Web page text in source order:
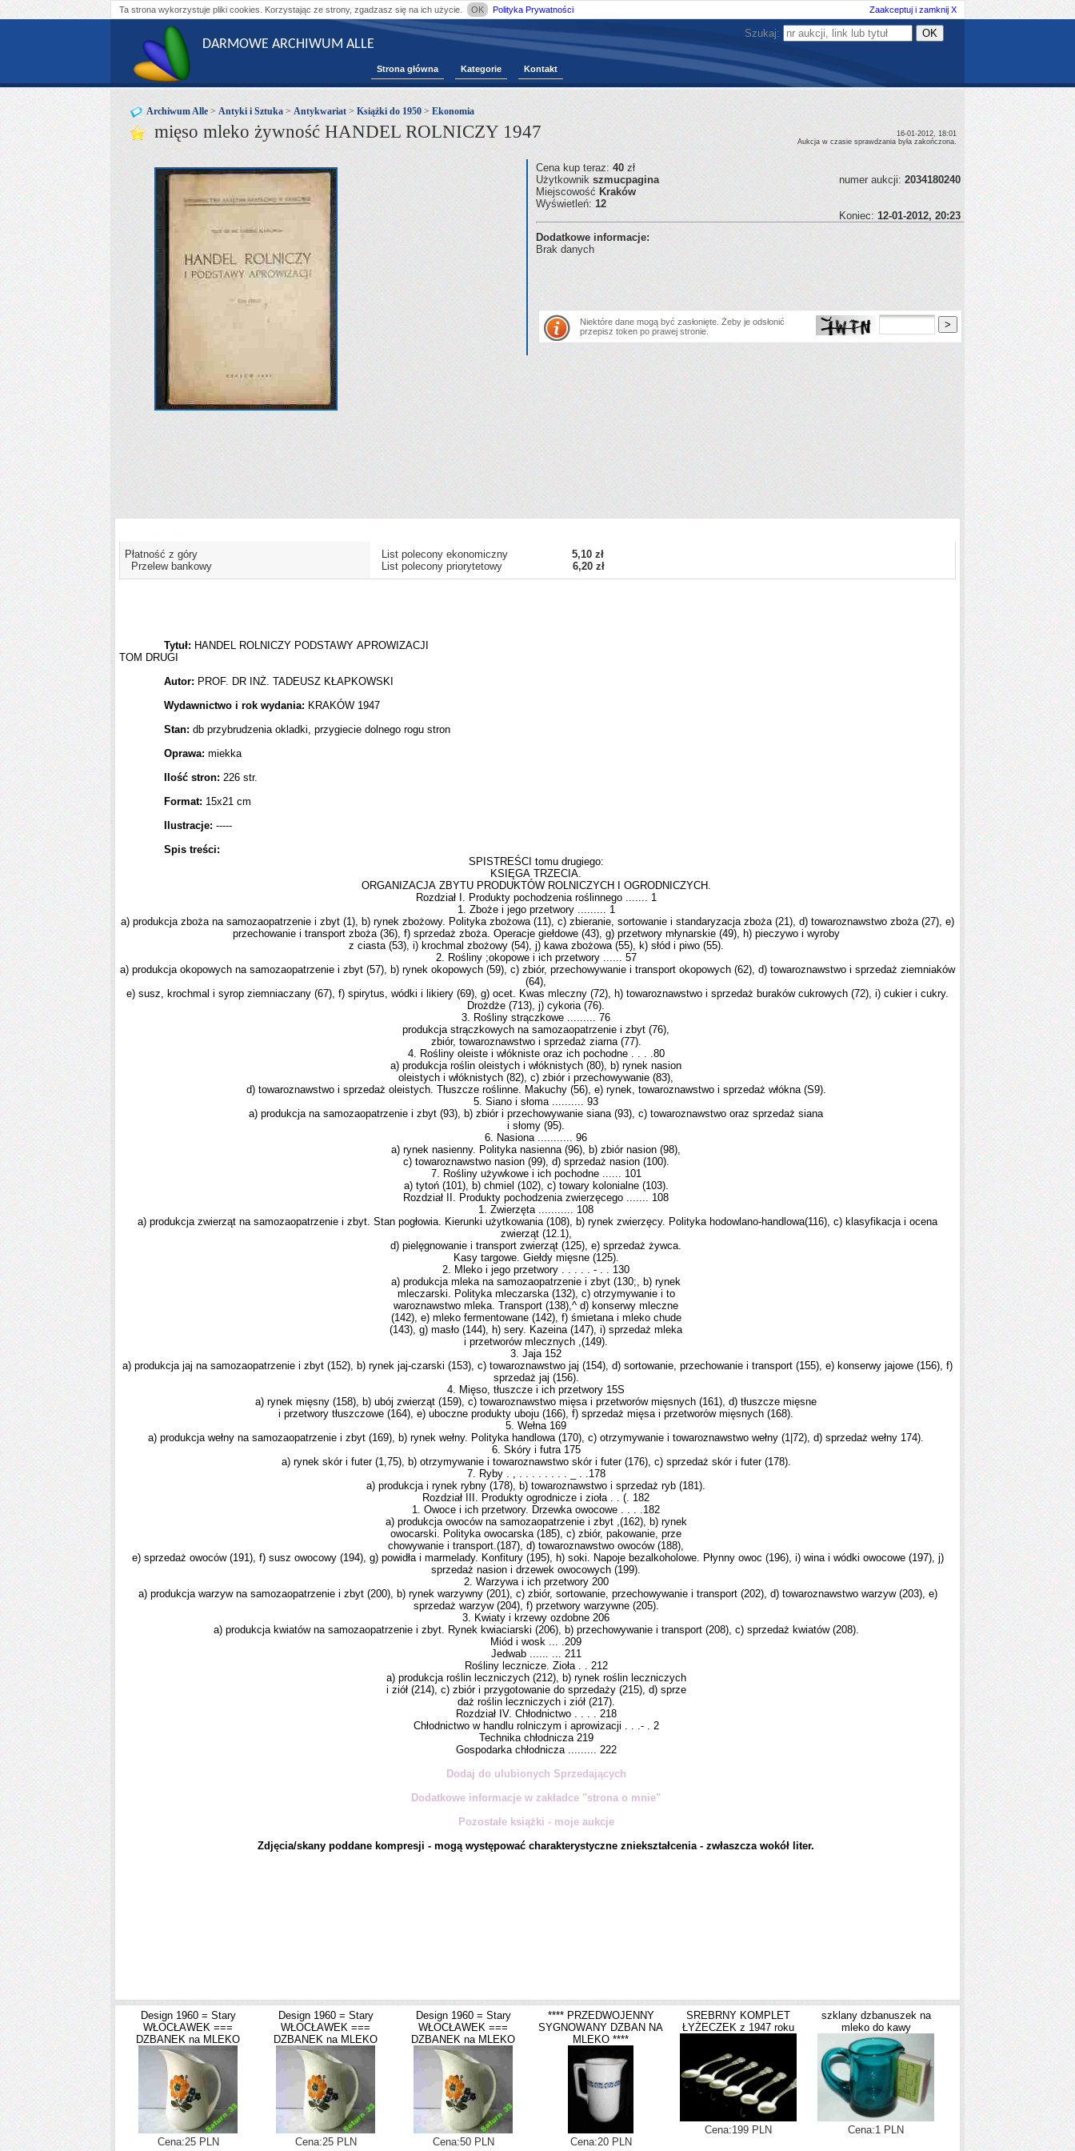
Ta strona wykorzystuje pliki cookies. Korzystając ze strony, zgadzasz się na ich użycie. OK Polityka Prywatności Zaakceptuj i zamknij X
DARMOWE ARCHIWUM ALLE
Strona główna Kategorie Kontakt
Szukaj:
Archiwum Alle > Antyki i Sztuka > Antykwariat > Książki do 1950 > Ekonomia
mięso mleko żywność HANDEL ROLNICZY 1947
16-01-2012, 18:01
Aukcja w czasie sprawdzania była zakończona.
Cena kup teraz: 40 zł
Użytkownik szmucpagina numer aukcji: 2034180240
Miejscowość Kraków
Wyświetleń: 12
Koniec: 12-01-2012, 20:23
Dodatkowe informacje:
Brak danych
Niektóre dane mogą być zasłonięte. Żeby je odsłonić
przepisz token po prawej stronie.
Płatność z góry
Przelew bankowy
List polecony ekonomiczny 5,10 zł
List polecony priorytetowy
6,20 zł
Tytuł: HANDEL ROLNICZY PODSTAWY APROWIZACJI
TOM DRUGI
Autor: PROF. DR INŻ. TADEUSZ KŁAPKOWSKI
Wydawnictwo i rok wydania: KRAKÓW 1947
Stan: db przybrudzenia okladki, przygiecie dolnego rogu stron
Oprawa: miekka
Ilość stron: 226 str.
Format: 15x21 cm
Ilustracje: -----
Spis treści:
SPISTREŚCI tomu drugiego:
KSIĘGA TRZECIA.
ORGANIZACJA ZBYTU PRODUKTÓW ROLNICZYCH I OGRODNICZYCH.
Rozdział I. Produkty pochodzenia roślinnego ....... 1
1. Zboże i jego przetwory ......... 1
a) produkcja zboża na samozaopatrzenie i zbyt (1), b) rynek zbożowy. Polityka zbożowa (11), c) zbieranie, sortowanie i stan­daryzacja zboża (21), d) towaroznawstwo zboża (27), e)
przecho­wanie i transport zboża (36), f) sprzedaż zboża. Operacje gieł­dowe (43), g) przetwory młynarskie (49), h) pieczywo i wyroby
z ciasta (53), i) krochmal zbożowy (54), j) kawa zbożowa (55), k) słód i piwo (55).
2. Rośliny ;okopowe i ich przetwory ...... 57
a) produkcja okopowych na samozaopatrzenie i zbyt (57), b) ry­nek okopowych (59), c) zbiór, przechowywanie i transport oko­powych (62), d) towaroznawstwo i sprzedaż ziemniaków
(64),
e) susz, krochmal i syrop ziemniaczany (67), f) spirytus, wódki i likiery (69), g) ocet. Kwas mleczny (72), h) towaroznawstwo i sprzedaż buraków cukrowych (72), i) cukier i cukry.
Droż­dże (713), j) cykoria (76).
3. Rośliny strączkowe ......... 76
produkcja strączkowych na samozaopatrzenie i zbyt (76),
zbiór, towaroznawstwo i sprzedaż ziarna (77).
4. Rośliny oleiste i włókniste oraz ich pochodne . . . .80
a) produkcja roślin oleistych i włóknistych (80), b) rynek nasion
oleistych i włóknistych (82), c) zbiór i przechowywanie (83),
d) towaroznawstwo i sprzedaż oleistych. Tłuszcze roślinne. Ma­kuchy (56), e) rynek, towaroznawstwo i sprzedaż włókna (S9).
5. Siano i słoma .......... 93
a) produkcja na samozaopatrzenie i zbyt (93), b) zbiór i prze­chowywanie siana (93), c) towaroznawstwo oraz sprzedaż siana
i słomy (95).
6. Nasiona ........... 96
a) rynek nasienny. Polityka nasienna (96), b) zbiór nasion (98),
c) towaroznawstwo nasion (99), d) sprzedaż nasion (100).
7. Rośliny używkowe i ich pochodne ...... 101
a) tytoń (101), b) chmiel (102), c) towary kolonialne (103).
Rozdział II. Produkty pochodzenia zwierzęcego ....... 108
1. Zwierzęta ........... 108
a) produkcja zwierząt na samozaopatrzenie i zbyt. Stan pogło­wia. Kierunki użytkowania (108), b) rynek zwierzęcy. Polityka hodowlano-handlowa(116), c) klasyfikacja i ocena
zwierząt (12.1),
d) pielęgnowanie i transport zwierząt (125), e) sprzedaż żywca.
Kasy targowe. Giełdy mięsne (125).
2. Mleko i jego przetwory . . . . . - . . 130
a) produkcja mleka na samozaopatrzenie i zbyt (130;, b) rynek
mleczarski. Polityka mleczarska (132), c) otrzymywanie i to­
waroznawstwo mleka. Transport (138),^ d) konserwy mleczne
(142), e) mleko fermentowane (142), f) śmietana i mleko chude
(143), g) masło (144), h) sery. Kazeina (147), i) sprzedaż mleka
i przetworów mlecznych ,(149).
3. Jaja 152
a) produkcja jaj na samozaopatrzenie i zbyt (152), b) rynek jaj-czarski (153), c) towaroznawstwo jaj (154), d) sortowanie, prze­chowanie i transport (155), e) konserwy jajowe (156), f)
sprze­daż jaj (156).
4. Mięso, tłuszcze i ich przetwory 15S
a) rynek mięsny (158), b) ubój zwierząt (159), c) towaroznaw­stwo mięsa i przetworów mięsnych (161), d) tłuszcze mięsne
i przetwory tłuszczowe (164), e) uboczne produkty uboju (166), f) sprzedaż mięsa i przetworów mięsnych (168).
5. Wełna 169
a) produkcja wełny na samozaopatrzenie i zbyt (169), b) rynek wełny. Polityka handlowa (170), c) otrzymywanie i towaroznaw­stwo wełny (1|72), d) sprzedaż wełny 174).
6. Skóry i futra 175
a) rynek skór i futer (1,75), b) otrzymywanie i towaroznawstwo skór i futer (176), c) sprzedaż skór i futer (178).
7. Ryby . , . . . . . . . . _ . .178
a) produkcja i rynek rybny (178), b) towaroznawstwo i sprze­daż ryb (181).
Rozdział III. Produkty ogrodnicze i zioła . . (. 182
1. Owoce i ich przetwory. Drzewka owocowe . . . .182
a) produkcja owoców na samozaopatrzenie i zbyt ,(162), b) rynek
owocarski. Polityka owocarska (185), c) zbiór, pakowanie, prze­
chowywanie i transport.(187), d) towaroznawstwo owoców (188),
e) sprzedaż owoców (191), f) susz owocowy (194), g) powidła i marmelady. Konfitury (195), h) soki. Napoje bezalkoholowe. Płynny owoc (196), i) wina i wódki owocowe (197), j)
sprzedaż nasion i drzewek owocowych (199).
2. Warzywa i ich przetwory 200
a) produkcja warzyw na samozaopatrzenie i zbyt (200), b) rynek warzywny (201), c) zbiór, sortowanie, przechowywanie i trans­port (202), d) towaroznawstwo warzyw (203), e)
sprzedaż wa­rzyw (204), f) przetwory warzywne (205).
3. Kwiaty i krzewy ozdobne 206
a) produkcja kwiatów na samozaopatrzenie i zbyt. Rynek kwia­ciarski (206), b) przechowywanie i transport (208), c) sprzedaż kwiatów (208).
Miód i wosk ... .209
Jedwab ...... ... 211
Rośliny lecznicze. Zioła . . 212
a) produkcja roślin leczniczych (212), b) rynek roślin leczniczych
i ziół (214), c) zbiór i przygotowanie do sprzedaży (215), d) sprze­
daż roślin leczniczych i ziół (217).
Rozdział IV. Chłodnictwo . . . . 218
Chłodnictwo w handlu rolniczym i aprowizacji . . .- . 2
Technika chłodnicza 219
Gospodarka chłodnicza ......... 222
Dodaj do ulubionych Sprzedających
Dodatkowe informacje w zakładce "strona o mnie"
Pozostałe książki - moje aukcje
Zdjęcia/skany poddane kompresji - mogą występować charakterystyczne zniekształcenia - zwłaszcza wokół liter.
Design 1960 = Stary
WŁOCŁAWEK ===
DZBANEK na MLEKO
Cena:25 PLN
Design 1960 = Stary
WŁOCŁAWEK ===
DZBANEK na MLEKO
Cena:25 PLN
Design 1960 = Stary
WŁOCŁAWEK ===
DZBANEK na MLEKO
Cena:50 PLN
**** PRZEDWOJENNY
SYGNOWANY DZBAN NA
MLEKO ****
Cena:20 PLN
SREBRNY KOMPLET
ŁYŻECZEK z 1947 roku
Cena:199 PLN
szklany dzbanuszek na
mleko do kawy
Cena:1 PLN